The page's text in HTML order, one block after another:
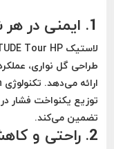
1. ایمنی در
لاستیک LATITUDE Tour HP با ترکیبی از
طراحی گل نواری،
توزیع یکنواخت فشار
تضمین می‌کند.
2. راحتی و